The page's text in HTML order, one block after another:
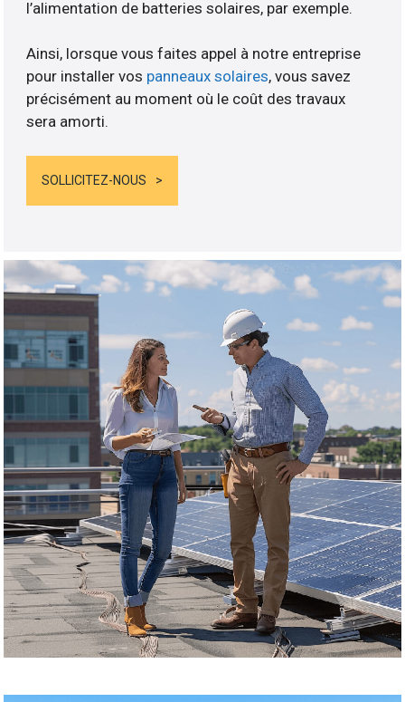
l’alimentation de batteries solaires, par exemple.
Ainsi, lorsque vous faites appel à notre entreprise
pour installer vos panneaux solaires, vous savez
précisément au moment où le coût des travaux
sera amorti.
SOLLICITEZ-NOUS